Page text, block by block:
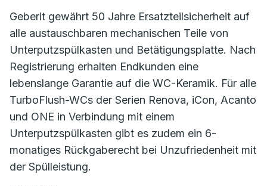
Geberit gewährt 50 Jahre Ersatzteilsicherheit auf
alle austauschbaren mechanischen Teile von
Unterputzspülkasten und Betätigungsplatte. Nach
Registrierung erhalten Endkunden eine
lebenslange Garantie auf die WC-Keramik. Für alle
TurboFlush-WCs der Serien Renova, iCon, Acanto
und ONE in Verbindung mit einem
Unterputzspülkasten gibt es zudem ein 6-
monatiges Rückgaberecht bei Unzufriedenheit mit
der Spülleistung.